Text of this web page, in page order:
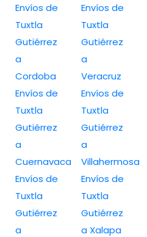
Envíos de
Tuxtla
Gutiérrez
a
Cordoba
Envíos de
Tuxtla
Gutiérrez
a
Cuernavaca
Envíos de
Tuxtla
Gutiérrez
a
Envíos de
Tuxtla
Gutiérrez
a
Veracruz
Envíos de
Tuxtla
Gutiérrez
a
Villahermosa
Envíos de
Tuxtla
Gutiérrez
a Xalapa